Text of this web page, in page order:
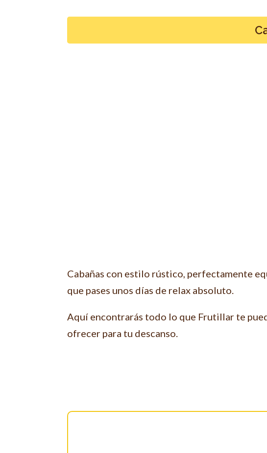
Cabañas con estilo rústico, perfectamente
que pases unos días de relax absoluto.
Aquí encontrarás todo lo que Frutillar te
ofrecer para tu descanso.